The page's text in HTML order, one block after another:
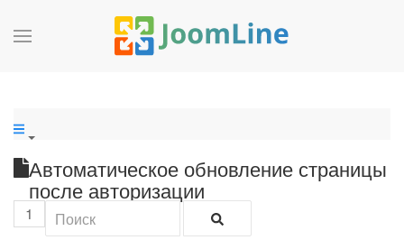
Автоматическое обновление страницы
после авторизации
1